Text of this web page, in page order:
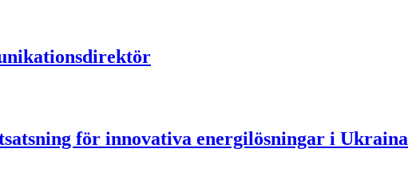
för innovativa energilösningar i Ukraina